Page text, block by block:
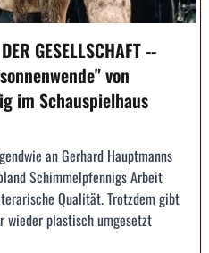
GESELLSCHAFT --
von
im Schauspielhaus
an Gerhard Hauptmanns
Schimmelpfennigs Arbeit
Qualität. Trotzdem gibt
plastisch umgesetzt